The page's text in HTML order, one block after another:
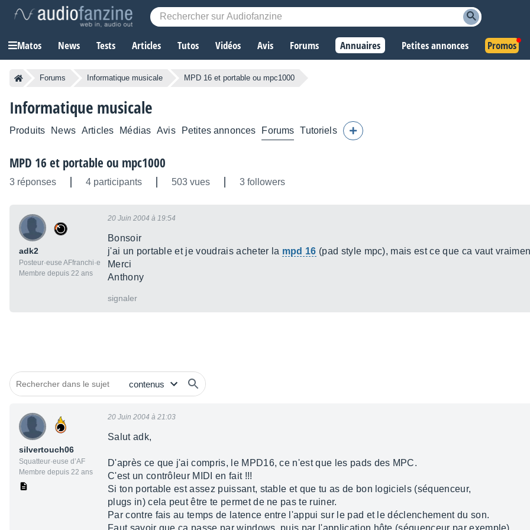
Matos News Tests Articles Tutos Vidéos Avis Forums Annuaires Petites annonces Promos
Forums Informatique musicale MPD 16 et portable ou mpc1000
Informatique musicale
Produits News Articles Médias Avis Petites annonces Forums Tutoriels
MPD 16 et portable ou mpc1000
3 réponses 4 participants 503 vues 3 followers
adk2
Posteur·euse AFfranchi·e
Membre depuis 22 ans
20 Juin 2004 à 19:54
Bonsoir
j'ai un portable et je voudrais acheter la mpd 16 (pad style mpc), mais est ce que ca vaut
Merci
Anthony
signaler
silvertouch06
Squatteur·euse d’AF
Membre depuis 22 ans
20 Juin 2004 à 21:03
Salut adk,
D'après ce que j'ai compris, le MPD16, ce n'est que les pads des MPC.
C'est un contrôleur MIDI en fait !!!
Si ton portable est assez puissant, stable et que tu as de bon logiciels (séquenceur,
plugs in) cela peut être te permet de ne pas te ruiner.
Par contre fais au temps de latence entre l'appui sur le pad et le déclenchement du son.